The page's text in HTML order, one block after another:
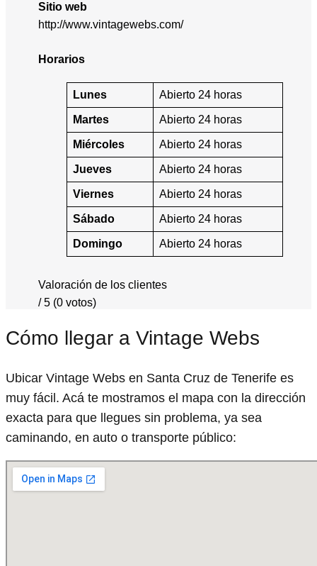
Sitio web
http://www.vintagewebs.com/
Horarios
Lunes Abierto 24 horas
Martes Abierto 24 horas
Miércoles Abierto 24 horas
Jueves Abierto 24 horas
Viernes Abierto 24 horas
Sábado Abierto 24 horas
Domingo Abierto 24 horas
Valoración de los clientes
/ 5 (0 votos)
Cómo llegar a Vintage Webs
Ubicar Vintage Webs en Santa Cruz de Tenerife es
muy fácil. Acá te mostramos el mapa con la dirección
exacta para que llegues sin problema, ya sea
caminando, en auto o transporte público: